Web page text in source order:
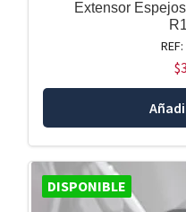
Extensor
$
DISPONIBLE